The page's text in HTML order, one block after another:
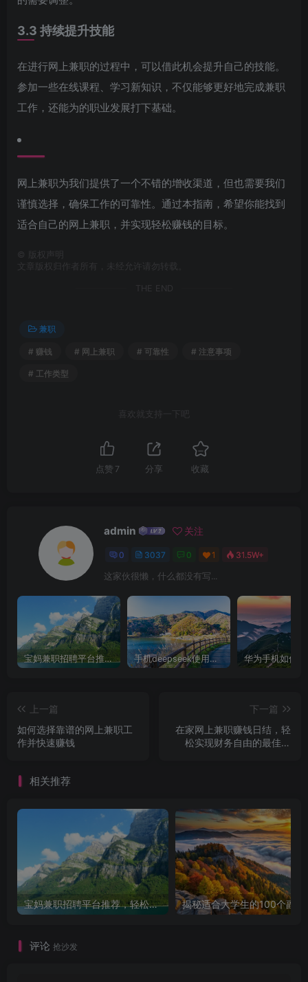
3.3 持续提升技能
在进行网上兼职的过程中，可以借此机会提升自己的技能。
参加一些在线课程、学习新知识，不仅能够更好地完成兼职
工作，还能为的职业发展打下基础。
网上兼职为我们提供了一个不错的增收渠道，但也需要我们
谨慎选择，确保工作的可靠性。通过本指南，希望你能找到
适合自己的网上兼职，并实现轻松赚钱的目标。
©
版权声明
文章版权归作者所有，未经允许请勿转载。
THE END
兼职
# 赚钱 # 网上兼职 # 可靠性 # 注意事项
# 工作类型
喜欢就支持一下吧
点赞 7 分享 收藏
admin 关注
0 3037 0 1 31.5W+
这家伙很懒，什么都没有写...
宝妈兼职招聘平台推荐，轻松找到理想工作！ 手机deepseek使用全攻略，轻松实现画图与炒股功能
上一篇
如何选择靠谱的网上兼职工
作并快速赚钱
下一篇
在家网上兼职赚钱日结，轻
松实现财务自由的最佳选
相关推荐
宝妈兼职招聘平台推荐，轻松找到理想工作！
评论 抢沙发